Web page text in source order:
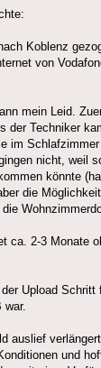
Koblenz
von
mein Leid.
der Techniker
im
nicht, weil
könnte
die
ca. 2-3 Monate
Upload
war.
auslief
und